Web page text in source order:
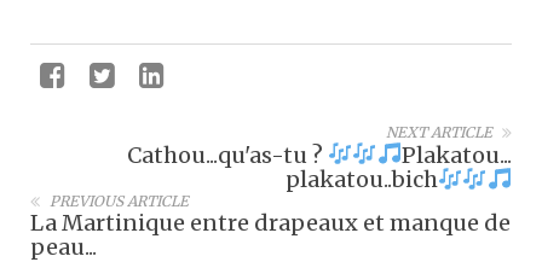
NEXT ARTICLE
Cathou...qu'as-tu ?
Plakatou...
plakatou..bich
PREVIOUS ARTICLE
La Martinique entre drapeaux et manque de
peau...